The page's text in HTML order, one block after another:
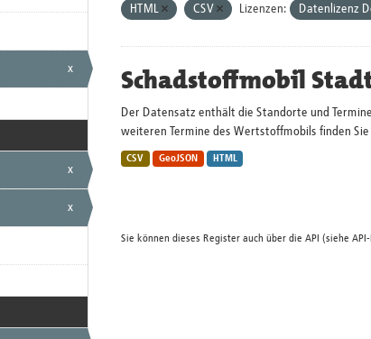
x
x
x
HTML CSV Lizenzen: Datenlizenz
Schadstoffmobil
Der Datensatz enthält die Standorte und
weiteren Termine des Wertstoffmobils finden
CSV GeoJSON HTML
Sie können dieses Register auch über die API (siehe